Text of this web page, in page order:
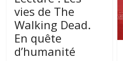
vies de The
Walking Dead.
En quête
d’humanité